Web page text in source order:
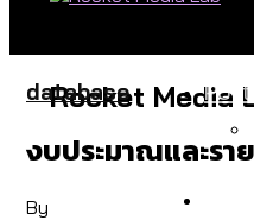
Rocket Media
database
งบประมาณและร
By